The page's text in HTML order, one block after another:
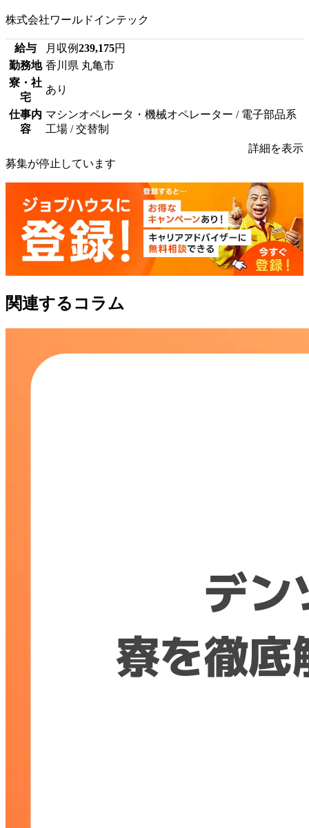
株式会社ワールドインテック
給与 月収例239,175円
勤務地 香川県 丸亀市
寮・社
宅
あり
仕事内
容
マシンオペレータ・機械オペレーター / 電子部品系
工場 / 交替制
詳細を表示
募集が停止しています
関連するコラム